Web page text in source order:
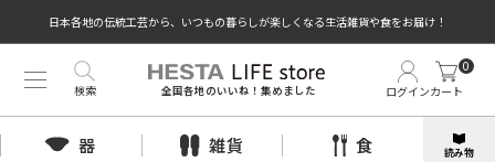
日本各地の伝統工芸から、いつもの暮らしが楽しくなる生活雑貨や食をお届け！
全国各地のいいね！集めました ログインカート
0
検索
器 雑貨 食 読み物